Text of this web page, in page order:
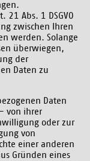
21 Abs. 1 DSGVO
zwischen Ihren
werden. Solange
überwiegen,
der
Daten zu
Daten
von ihrer
oder zur
von
einer anderen
Gründen eines